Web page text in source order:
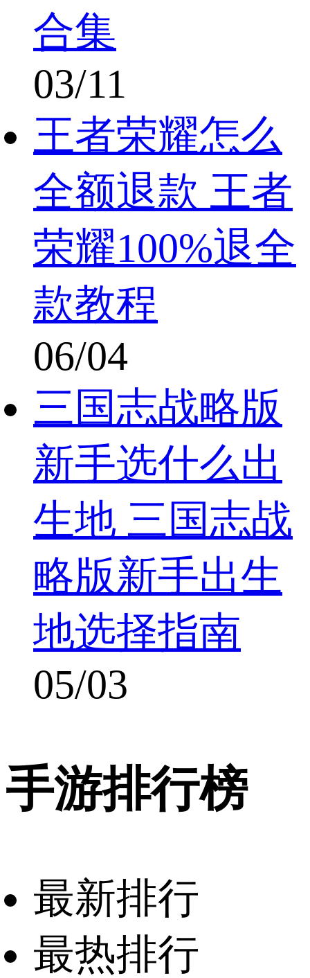
合集
03/11
王者荣耀怎么
全额退款 王者
荣耀100%退全
款教程
06/04
三国志战略版
新手选什么出
生地 三国志战
略版新手出生
地选择指南
05/03
手游排行榜
最新排行
最热排行